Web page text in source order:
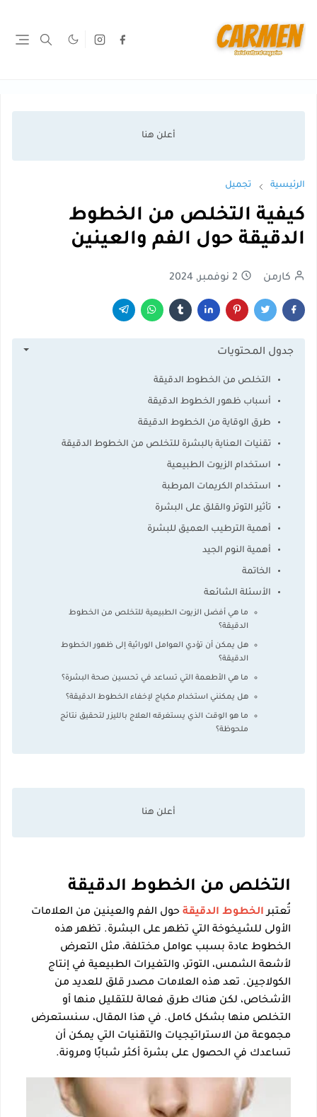
الرئيسية تجميل
كيفية التخلص من الخطوط
الدقيقة حول الفم والعينين
كارمن 2 نوفمبر, 2024
جدول المحتويات
التخلص من الخطوط الدقيقة
أسباب ظهور الخطوط الدقيقة
طرق الوقاية من الخطوط الدقيقة
تقنيات العناية بالبشرة للتخلص من الخطوط الدقيقة
استخدام الزيوت الطبيعية
استخدام الكريمات المرطبة
تأثير التوتر والقلق على البشرة
أهمية الترطيب العميق للبشرة
أهمية النوم الجيد
الخاتمة
الأسئلة الشائعة
ما هي أفضل الزيوت الطبيعية للتخلص من الخطوط
الدقيقة؟
هل يمكن أن تؤدي العوامل الوراثية إلى ظهور الخطوط
الدقيقة؟
ما هي الأطعمة التي تساعد في تحسين صحة البشرة؟
هل يمكنني استخدام مكياج لإخفاء الخطوط الدقيقة؟
ما هو الوقت الذي يستغرقه العلاج بالليزر لتحقيق نتائج
ملحوظة؟
التخلص من الخطوط الدقيقة
تُعتبرالخطوط الدقيقة حول الفم والعينين من العلامات
الأولى للشيخوخة التي تظهر على البشرة. تظهر هذه
الخطوط عادة بسبب عوامل مختلفة، مثل التعرض
لأشعة الشمس، التوتر، والتغيرات الطبيعية في إنتاج
الكولاجين. تعد هذه العلامات مصدر قلق للعديد من
الأشخاص، لكن هناك طرق فعالة للتقليل منها أو
التخلص منها بشكل كامل. في هذا المقال، سنستعرض
مجموعة من الاستراتيجيات والتقنيات التي يمكن أن
تساعدك في الحصول على بشرة أكثر شبابًا ومرونة.